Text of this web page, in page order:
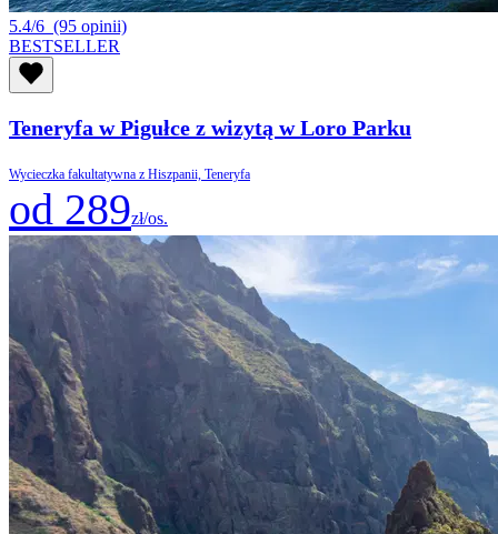
5.4/6 (95 opinii)
BESTSELLER
Teneryfa w Pigułce z wizytą w Loro Parku
Wycieczka fakultatywna z Hiszpanii, Teneryfa
od 289zł/os.